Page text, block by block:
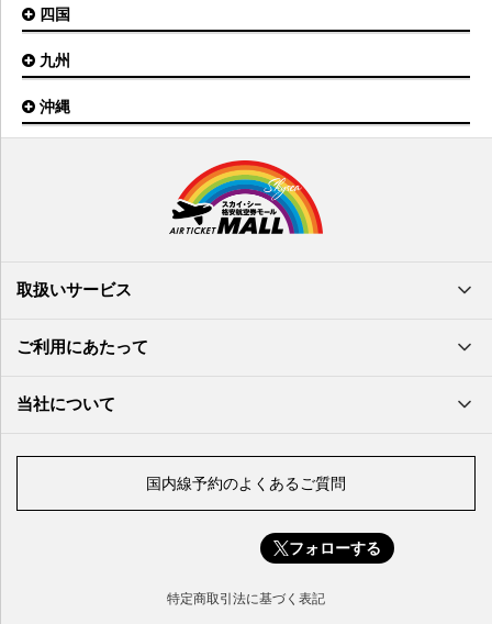
利尻空港
神戸空港
南紀白浜空港
但馬空港
広島空港
山口宇部空港
出雲空港
米子空港
四国
松山空港
徳島空港
九州
福岡空港
鹿児島空港
北九州空港
奄美大島空港
徳之島空港
喜界島空港
沖縄
南大東空港
多良間空港
取扱いサービス
ご利用にあたって
当社について
国内線予約のよくあるご質問
フォローする
特定商取引法に基づく表記